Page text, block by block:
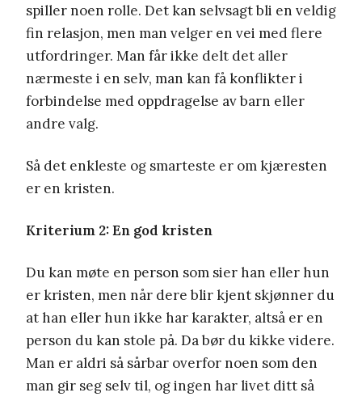
spiller noen rolle. Det kan selvsagt bli en veldig
fin relasjon, men man velger en vei med flere
utfordringer. Man får ikke delt det aller
nærmeste i en selv, man kan få konflikter i
forbindelse med oppdragelse av barn eller
andre valg.
Så det enkleste og smarteste er om kjæresten
er en kristen.
Kriterium 2: En god kristen
Du kan møte en person som sier han eller hun
er kristen, men når dere blir kjent skjønner du
at han eller hun ikke har karakter, altså er en
person du kan stole på. Da bør du kikke videre.
Man er aldri så sårbar overfor noen som den
man gir seg selv til, og ingen har livet ditt så